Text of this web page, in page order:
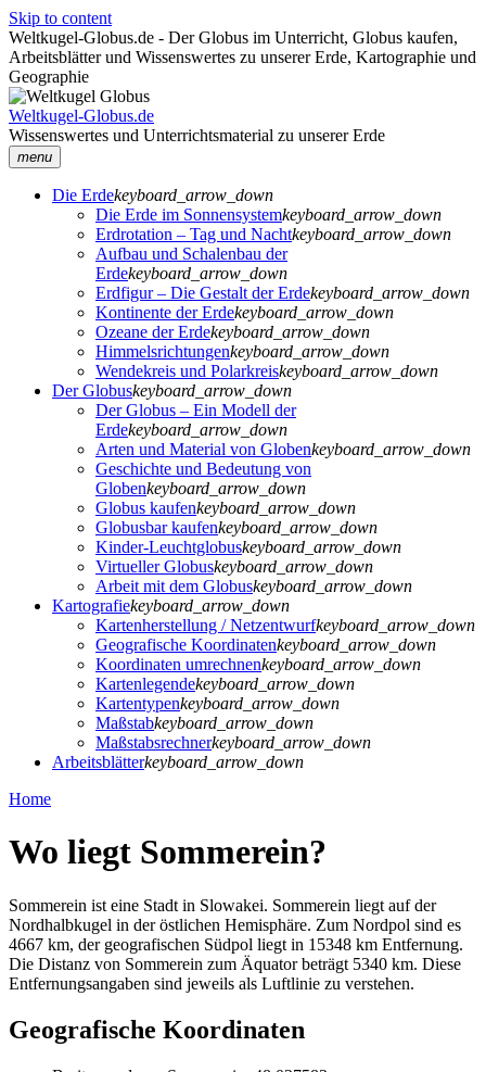
Skip to content
Weltkugel-Globus.de - Der Globus im Unterricht, Globus kaufen,
Arbeitsblätter und Wissenswertes zu unserer Erde, Kartographie und
Geographie
Weltkugel-Globus.de
Wissenswertes und Unterrichtsmaterial zu unserer Erde
menu
Die Erdekeyboard_arrow_down
Die Erde im Sonnensystemkeyboard_arrow_down
Erdrotation – Tag und Nachtkeyboard_arrow_down
Aufbau und Schalenbau der
Erdekeyboard_arrow_down
Erdfigur – Die Gestalt der Erdekeyboard_arrow_down
Kontinente der Erdekeyboard_arrow_down
Ozeane der Erdekeyboard_arrow_down
Himmelsrichtungenkeyboard_arrow_down
Wendekreis und Polarkreiskeyboard_arrow_down
Der Globuskeyboard_arrow_down
Der Globus – Ein Modell der
Erdekeyboard_arrow_down
Arten und Material von Globenkeyboard_arrow_down
Geschichte und Bedeutung von
Globenkeyboard_arrow_down
Globus kaufenkeyboard_arrow_down
Globusbar kaufenkeyboard_arrow_down
Kinder-Leuchtglobuskeyboard_arrow_down
Virtueller Globuskeyboard_arrow_down
Arbeit mit dem Globuskeyboard_arrow_down
Kartografiekeyboard_arrow_down
Kartenherstellung / Netzentwurfkeyboard_arrow_down
Geografische Koordinatenkeyboard_arrow_down
Koordinaten umrechnenkeyboard_arrow_down
Kartenlegendekeyboard_arrow_down
Kartentypenkeyboard_arrow_down
Maßstabkeyboard_arrow_down
Maßstabsrechnerkeyboard_arrow_down
Arbeitsblätterkeyboard_arrow_down
Home
Wo liegt Sommerein?
Sommerein ist eine Stadt in Slowakei. Sommerein liegt auf der
Nordhalbkugel in der östlichen Hemisphäre. Zum Nordpol sind es
4667 km, der geografischen Südpol liegt in 15348 km Entfernung.
Die Distanz von Sommerein zum Äquator beträgt 5340 km. Diese
Entfernungsangaben sind jeweils als Luftlinie zu verstehen.
Geografische Koordinaten